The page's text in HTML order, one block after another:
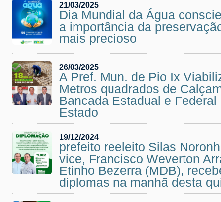
21/03/2025
Dia Mundial da Água
a importância da
mais precioso
26/03/2025
A Pref. Mun. de Pio Ix
Metros quadrados de
Bancada Estadual e Federal
Estado
19/12/2024
prefeito reeleito Silas
vice, Francisco Weverton
Etinho Bezerra (MDB),
diplomas na manhã desta